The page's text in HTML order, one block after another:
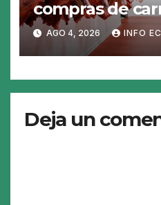
compras de
abrirse una
la Argentina
AGO 4, 2026 INFO
Deja un